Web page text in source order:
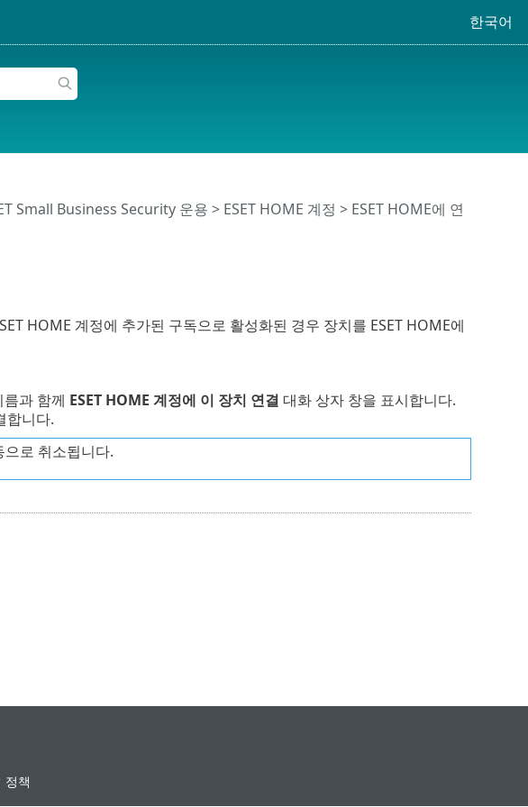
한국어
Small Business Security 운용 > ESET HOME 계정 > ESET HOME에 연
HOME 계정에 추가된 구독으로 활성화된 경우 장치를 ESET HOME에
과 함께 ESET HOME 계정에 이 장치 연결 대화 상자 창을 표시합니다.
합니다.
로 취소됩니다.
정책